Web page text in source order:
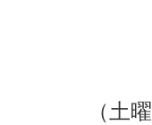
（土